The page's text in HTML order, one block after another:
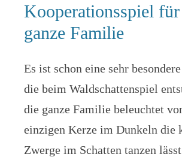
Kooperationsspiel
ganze Familie
Es ist schon eine sehr
die beim Waldschattenspiel
die ganze Familie beleuchtet
einzigen Kerze im Dunkeln die
Zwerge im Schatten tanzen